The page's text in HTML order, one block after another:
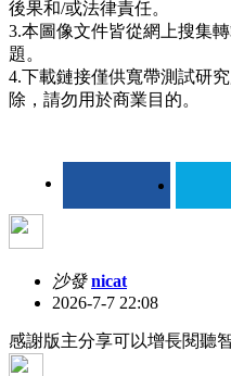
後果和/或法律責任。
3.本圖像文件皆從網上搜集
題。
4.下載鏈接僅供寬帶測試研
除，請勿用於商業目的。
沙發 nicat
2026-7-7 22:08
感謝版主分享可以增長閱聽